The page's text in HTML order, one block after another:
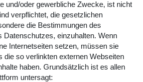
und/oder gewerbliche Zwecke, ist nicht
verpflichtet, die gesetzlichen
die Bestimmungen des
Datenschutzes, einzuhalten. Wenn
Internetseiten setzen, müssen sie
die so verlinkten externen Webseiten
haben. Grundsätzlich ist es allen
untersagt: